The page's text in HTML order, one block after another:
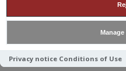
Privacy notice Conditions of Use
MAKASARE
70CL